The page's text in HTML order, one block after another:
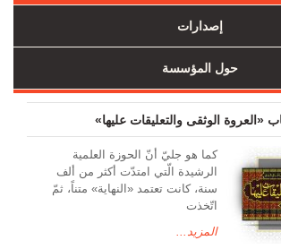
إصدارات
حول المؤسسة
«العروة الوثقی والتعلیقات علیها»
کما هو جليّ أنّ الحوزة العلمیة
الرشیدة الّتي امتدّت أكثر من ألف
سنة، كانت تعتمد «النهاية» متناً، ثمّ
اتّخذت
المزيد...